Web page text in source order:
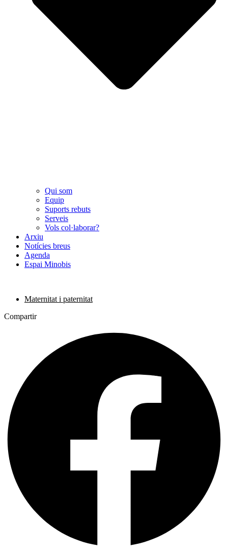
Qui som
Equip
Suports rebuts
Serveis
Vols col·laborar?
Arxiu
Notícies breus
Agenda
Espai Minobis
Maternitat i paternitat
Compartir